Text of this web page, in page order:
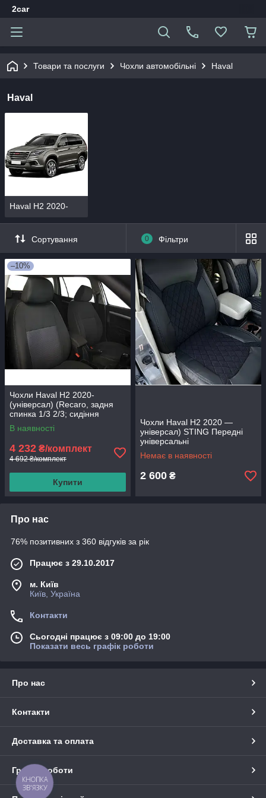
2car
Товари та послуги Чохли автомобільні Haval
Haval
Haval H2 2020-
Сортування 0 Фільтри
–10%
Чохли Haval H2 2020-
(універсал) (Recaro, задня
спинка 1/3 2/3; сидіння
цільне; переднє та заднє
В наявності
4 232 ₴/комплект
4 692 ₴/комплект
Купити
Чохли Haval H2 2020 —
універсал) STING Передні
універсальні
Немає в наявності
2 600 ₴
Про нас
76% позитивних з 360 відгуків за рік
Працює з 29.10.2017
м. Київ
Київ, Україна
Контакти
Сьогодні працює з 09:00 до 19:00
Показати весь графік роботи
Про нас
Контакти
Доставка та оплата
Графік роботи
КНОПКА
ЗВ'ЯЗКУ